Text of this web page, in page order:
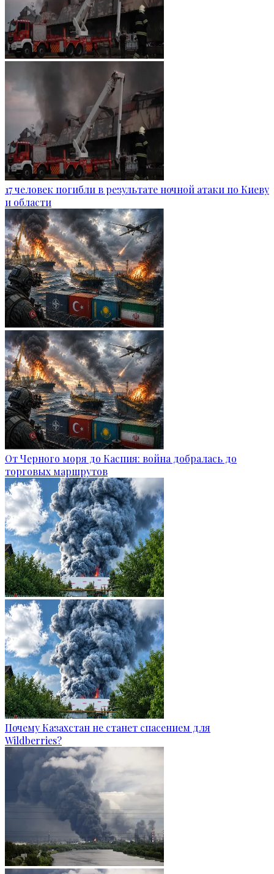
17 человек погибли в результате ночной атаки по Киеву
и области
От Черного моря до Каспия: война добралась до
торговых маршрутов
Почему Казахстан не станет спасением для
Wildberries?